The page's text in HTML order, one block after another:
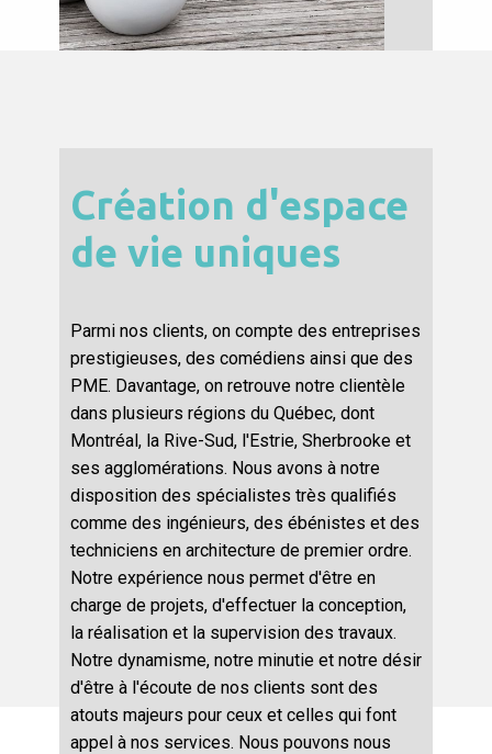
Création d'espace
de vie uniques
Parmi nos clients, on compte des entreprises
prestigieuses, des comédiens ainsi que des
PME. Davantage, on retrouve notre clientèle
dans plusieurs régions du Québec, dont
Montréal, la Rive-Sud, l'Estrie, Sherbrooke et
ses agglomérations. Nous avons à notre
disposition des spécialistes très qualifiés
comme des ingénieurs, des ébénistes et des
techniciens en architecture de premier ordre.
Notre expérience nous permet d'être en
charge de projets, d'effectuer la conception,
la réalisation et la supervision des travaux.
Notre dynamisme, notre minutie et notre désir
d'être à l'écoute de nos clients sont des
atouts majeurs pour ceux et celles qui font
appel à nos services. Nous pouvons nous